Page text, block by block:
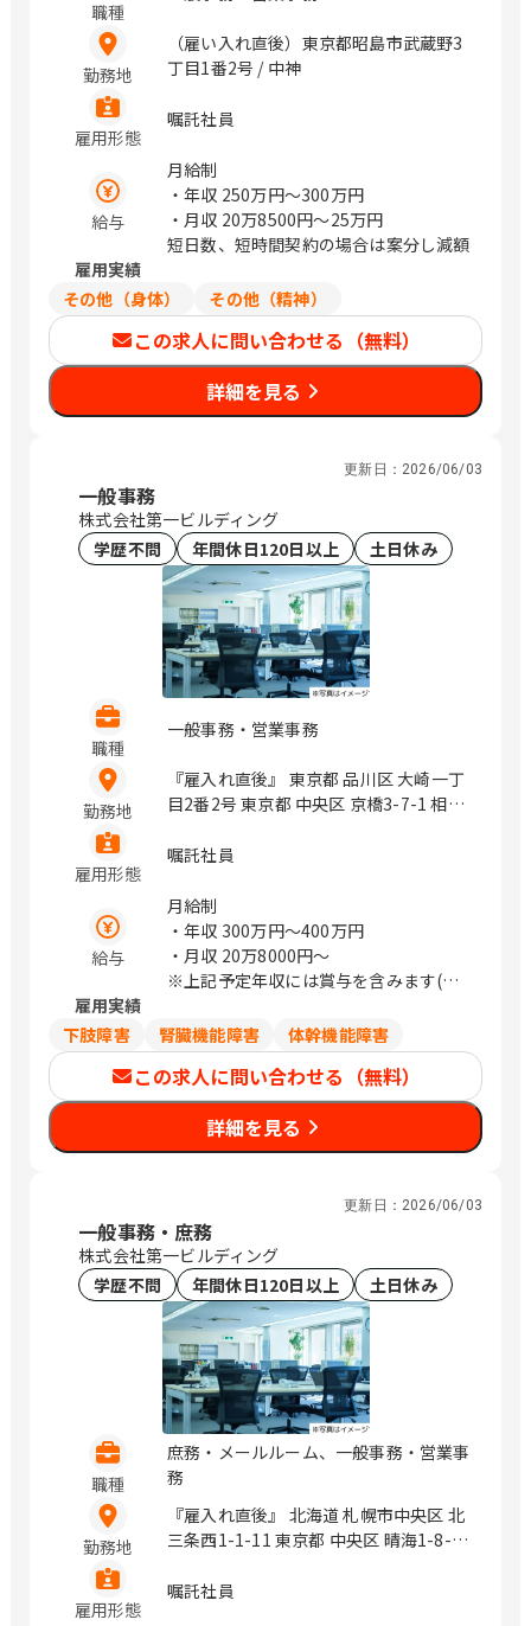
職種
勤務地
（雇い入れ直後）東京都昭島市武蔵野3
丁目1番2号 / 中神
雇用形態
嘱託社員
給与
月給制
・年収 250万円〜300万円
・月収 20万8500円〜25万円
短日数、短時間契約の場合は案分し減額
雇用実績
その他（身体）
その他（精神）
この求人に問い合わせる（無料）
詳細を見る
更新日： 2026/06/03
一般事務
株式会社第一ビルディング
学歴不問
年間休日120日以上 土日休み
職種
一般事務・営業事務
勤務地
『雇入れ直後』 東京都 品川区 大崎一丁
目2番2号 東京都 中央区 京橋3-7-1 相互
堀川町580 ソリッドスクエア西館 1階 長
命ビルディング 6階 静岡県 静岡市駿河
区 南町18-1 サウスポット静岡 13階 広
島県 広島市南区 比治山本町16-35 広島
産業文化センター 12階 大阪府 大阪市淀
ィング 7階 福岡県 福岡市博多区 店屋町
8-24 九勧呉服町ビル 5階 鹿児島県 鹿児
島市 中央町9-1 鹿児島中央第一生命ビル
ディング 6階 / 大崎、京橋、川崎、松
本、静岡、南区役所前、新大阪、鹿児島
中央
雇用形態
嘱託社員
給与
月給制
・年収 300万円〜400万円
・月収 20万8000円〜
※上記予定年収には賞与を含みます(実
※上記給与は目安のため、スキル・経験
等により決定します。
雇用実績
下肢障害
腎臓機能障害 体幹機能障害
この求人に問い合わせる（無料）
詳細を見る
更新日： 2026/06/03
一般事務・庶務
株式会社第一ビルディング
学歴不問
年間休日120日以上 土日休み
職種
庶務・メールルーム、一般事務・営業事
務
勤務地
『雇入れ直後』 北海道 札幌市中央区 北
三条西1-1-11 東京都 中央区 晴海1-8-10
ィスタワーX 21階 東京都 中央区 京橋3-
雇用形態
嘱託社員